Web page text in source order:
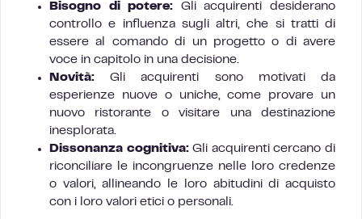
Bisogno di potere: Gli acquirenti desiderano
controllo e influenza sugli altri, che si tratti di
essere al comando di un progetto o di avere
voce in capitolo in una decisione.
Novità: Gli acquirenti sono motivati da
esperienze nuove o uniche, come provare un
nuovo ristorante o visitare una destinazione
inesplorata.
Dissonanza cognitiva:Gli acquirenti cercano di
riconciliare le incongruenze nelle loro credenze
o valori, allineando le loro abitudini di acquisto
con i loro valori etici o personali.